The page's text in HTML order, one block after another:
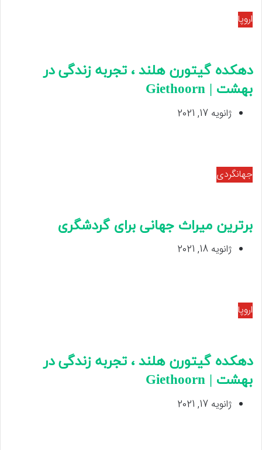
اروپا
دهکده گیتورن هلند ، تجربه زندگی در
بهشت | Giethoorn
ژانویه 17, 2021
جهانگردی
برترین میراث جهانی برای گردشگری
ژانویه 18, 2021
اروپا
دهکده گیتورن هلند ، تجربه زندگی در
بهشت | Giethoorn
ژانویه 17, 2021